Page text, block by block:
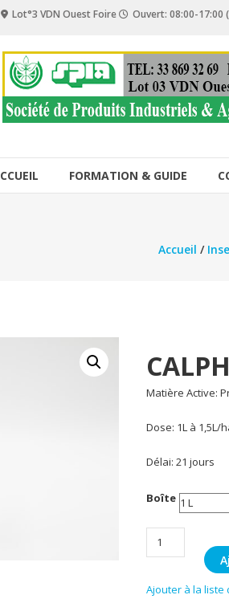
Lot°3 VDN Ouest Foire Ouvert: 08:00-17:00
FORMATION & GUIDE
Accueil /
Matière Active:
Dose: 1L à 1,5L/
Délai: 21 jours
Boîte
quantité
de
500
Ajouter à la liste